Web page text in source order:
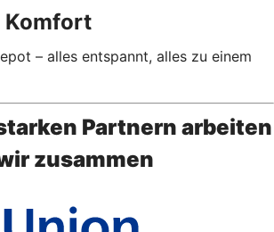
Komfort
– alles entspannt, alles zu einem
Partnern arbeiten
zusammen